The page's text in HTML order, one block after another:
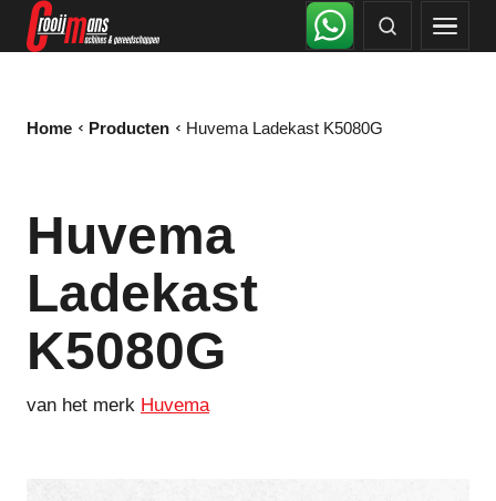
Home Producten Huvema Ladekast K5080G
Huvema
Ladekast
K5080G
van het merk Huvema